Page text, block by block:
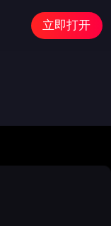
立即打开